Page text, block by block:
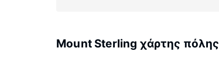
Mount Sterling χάρτης πόλης